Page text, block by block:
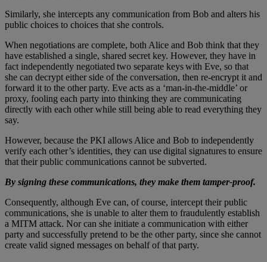
Similarly, she intercepts any communication from Bob and alters his
public choices to choices that she controls.
When negotiations are complete, both Alice and Bob think that they
have established a single, shared secret key. However, they have in
fact independently negotiated two separate keys with Eve, so that
she can decrypt either side of the conversation, then re-encrypt it and
forward it to the other party. Eve acts as a ‘man-in-the-middle’ or
proxy, fooling each party into thinking they are communicating
directly with each other while still being able to read everything they
say.
However, because the PKI allows Alice and Bob to independently
verify each other’s identities, they can use digital signatures to ensure
that their public communications cannot be subverted.
By signing these communications, they make them tamper-proof.
Consequently, although Eve can, of course, intercept their public
communications, she is unable to alter them to fraudulently establish
a MITM attack. Nor can she initiate a communication with either
party and successfully pretend to be the other party, since she cannot
create valid signed messages on behalf of that party.